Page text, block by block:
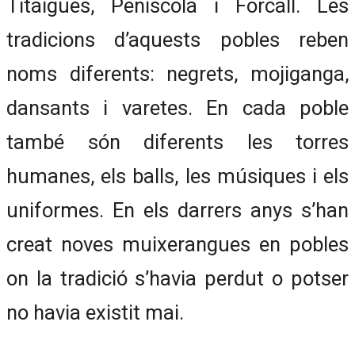
Titaigües, Peníscola i Forcall. Les
tradicions d’aquests pobles reben
noms diferents: negrets, mojiganga,
dansants i varetes. En cada poble
també són diferents les torres
humanes, els balls, les músiques i els
uniformes. En els darrers anys s’han
creat noves muixerangues en pobles
on la tradició s’havia perdut o potser
no havia existit mai.